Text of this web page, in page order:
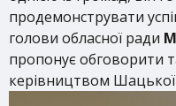
продемонструвати
голови обласної ради
пропонує обговорити
керівництвом